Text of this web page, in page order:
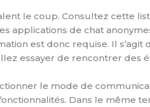
le coup. Consultez cette
applications de chat
est donc requise. Il
essayer de rencontrer des
le mode de
Dans le même